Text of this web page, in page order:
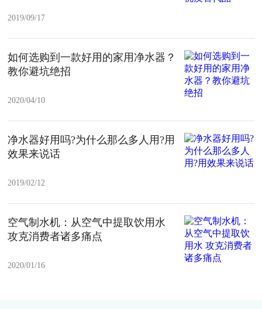
2019/09/17
如何选购到一款好用的家用净水器？
教你避坑绝招
2020/04/10
净水器好用吗?为什么那么多人用?用
效果来说话
2019/02/12
空气制水机：从空气中提取饮用水
攻克消费者诸多痛点
2020/01/16